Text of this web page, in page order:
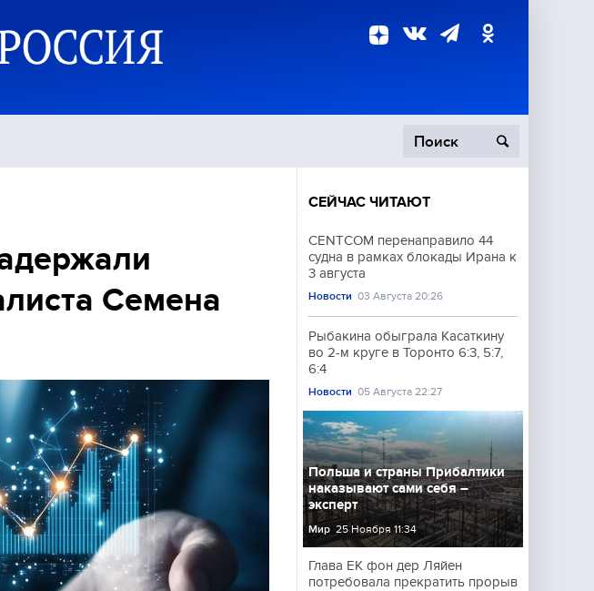
Происшествия
Семена
СЕЙЧАС ЧИТАЮТ
CENTCOM перенаправило 44
судна в рамках блокады Ирана к
3 августа
Новости 03 Августа 20:26
Рыбакина обыграла Касаткину
во 2-м круге в Торонто 6:3, 5:7,
6:4
Новости 05 Августа 22:27
Польша и страны Прибалтики
наказывают сами себя –
эксперт
Мир 25 Ноября 11:34
Глава ЕК фон дер Ляйен
потребовала прекратить прорыв